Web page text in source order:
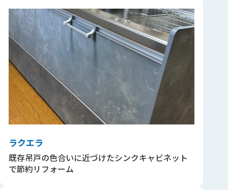
ラクエラ
既存吊戸の色合いに近づけたシンクキャビネット
で節約リフォーム